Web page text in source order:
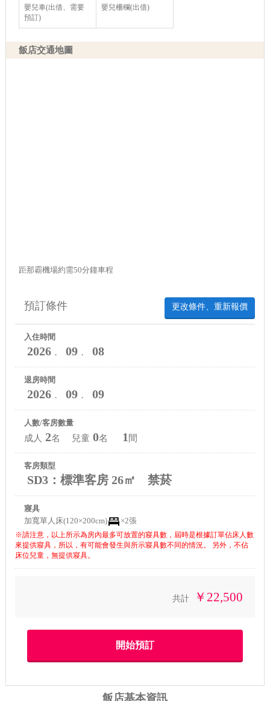
嬰兒車(出借、需要
預訂)
嬰兒柵欄(出借)
飯店交通地圖
距那霸機場約需50分鐘車程
更改條件、重新報價
預訂條件
入住時間
2026． 09． 08
退房時間
2026． 09． 09
人數/客房數量
成人 2名 兒童 0名 1 間
客房類型
SD3：標準客房 26㎡ 禁菸
寢具
加寬單人床(120×200cm)
×2張
※請注意，以上所示為房內最多可放置的寢具數，屆時是根據訂單佔床人數
來提供寢具，所以，有可能會發生與所示寢具數不同的情況。 另外，不佔
床位兒童，無提供寢具。
共計 ￥22,500
飯店基本資訊